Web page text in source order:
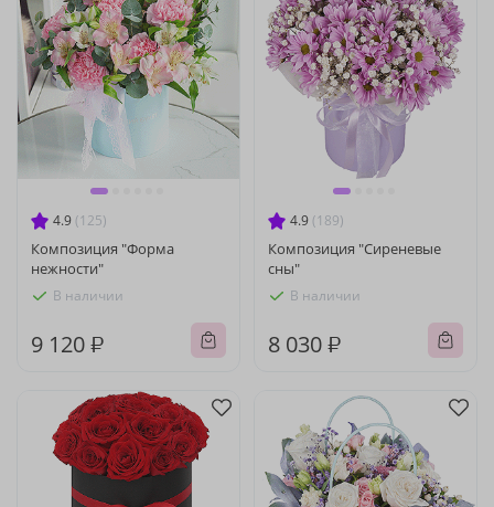
4.9 (125)
Композиция "Форма
нежности"
В наличии
9 120 ₽
4.9 (189)
Композиция "Сиреневые
сны"
В наличии
8 030 ₽